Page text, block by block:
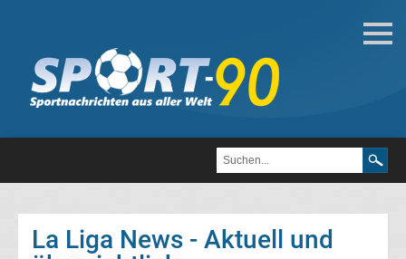
Fußball
Bundesliga
3.
La Liga News - Aktuell und